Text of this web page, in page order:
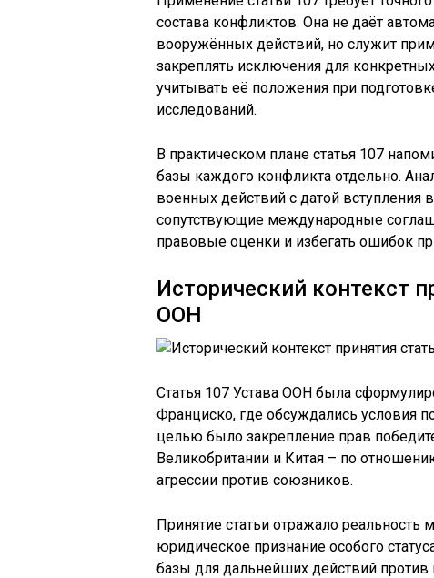
состава конфликтов. Она не даёт
вооружённых действий, но служит
закреплять исключения для
учитывать её положения при
исследований.
В практическом плане статья 107
базы каждого конфликта отдельно.
военных действий с датой вступления
сопутствующие международные
правовые оценки и избегать ошибок
Исторический контекст
ООН
Статья 107 Устава ООН была
Франциско, где обсуждались условия
целью было закрепление прав
Великобритании и Китая – по
агрессии против союзников.
Принятие статьи отражало реальность
юридическое признание особого
базы для дальнейших действий против